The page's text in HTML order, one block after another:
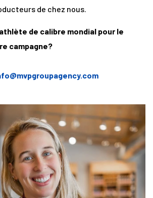
de chez nous.
de calibre mondial pour le
campagne?